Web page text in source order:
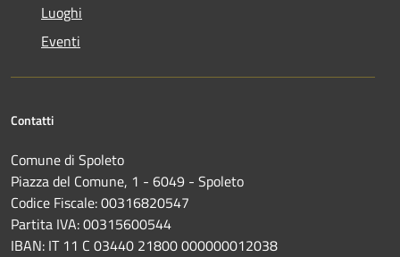
Luoghi
Eventi
Contatti
Comune di Spoleto
Piazza del Comune, 1 - 6049 - Spoleto
Codice Fiscale: 00316820547
Partita IVA: 00315600544
IBAN: IT 11 C 03440 21800 000000012038